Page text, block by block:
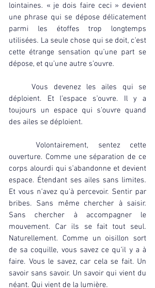
lointaines. « je dois faire ceci » devient
une phrase qui se dépose délicatement
parmi les étoffes trop longtemps
utilisées. La seule chose qui se doit, c’est
cette étrange sensation qu’une part se
dépose, et qu’une autre s’ouvre.
	Vous devenez les ailes qui se
déploient. Et l’espace s’ouvre. Il y a
toujours un espace qui s’ouvre quand
des ailes se déploient.
	Volontairement, sentez cette
ouverture. Comme une séparation de ce
corps alourdi qui s’abandonne et devient
espace. Étendant ses ailes sans limites.
Et vous n’avez qu’à percevoir. Sentir par
bribes. Sans même chercher à saisir.
Sans chercher à accompagner le
mouvement. Car ils se fait tout seul.
Naturellement. Comme un oisillon sort
de sa coquille, vous savez ce qu’il y a à
faire. Vous le savez, car cela se fait. Un
savoir sans savoir. Un savoir qui vient du
néant. Qui vient de la lumière.